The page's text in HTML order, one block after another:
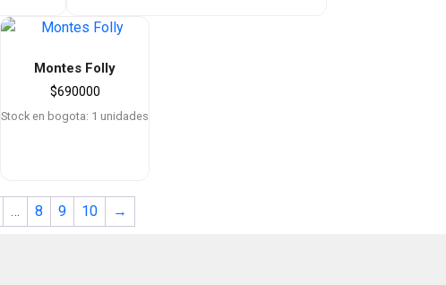
Montes Folly
$690000
Stock en bogota: 1 unidades
… 8 9 10 →